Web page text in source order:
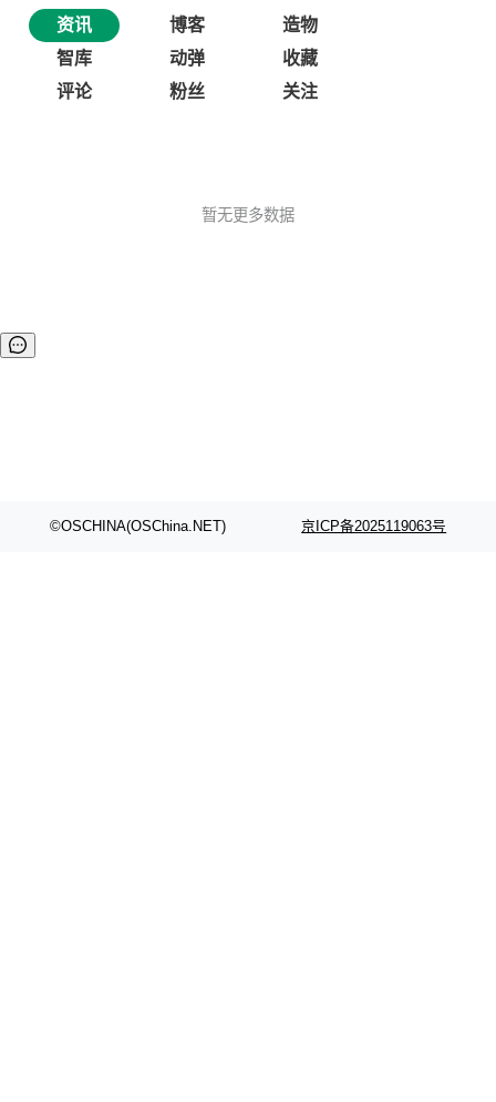
资讯 博客
造物
智库
动弹
收藏
评论
粉丝 关注
暂无更多数据
©OSCHINA(OSChina.NET) 京ICP备2025119063号